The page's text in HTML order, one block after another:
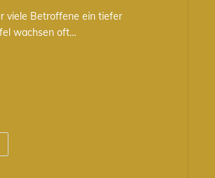
viele Betroffene ein tiefer
wachsen oft…